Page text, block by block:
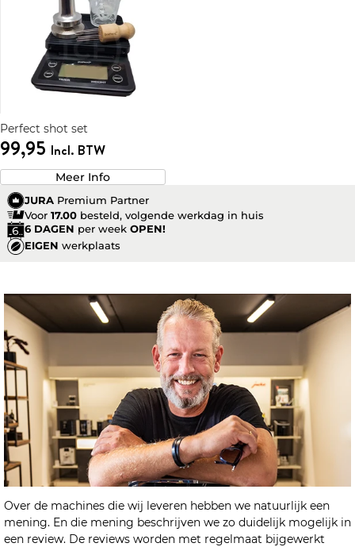
Perfect shot set
99,95 Incl. BTW
Meer Info
JURA Premium Partner
Voor 17.00 besteld, volgende werkdag in huis
6 DAGEN per week OPEN!
EIGEN werkplaats
Over de machines die wij leveren hebben we natuurlijk een
mening. En die mening beschrijven we zo duidelijk mogelijk in
een review. De reviews worden met regelmaat bijgewerkt